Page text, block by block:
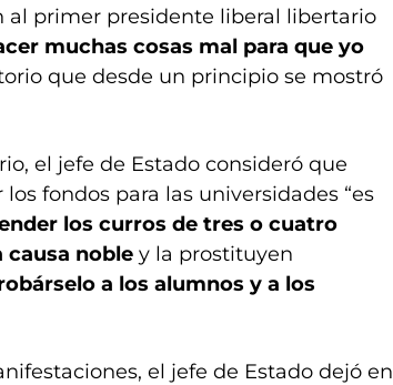
al primer presidente liberal libertario
muchas cosas mal para que yo
que desde un principio se mostró
el jefe de Estado consideró que
fondos para las universidades “es
los curros de tres o cuatro
causa noble y la prostituyen
a los alumnos y a los
el jefe de Estado dejó en